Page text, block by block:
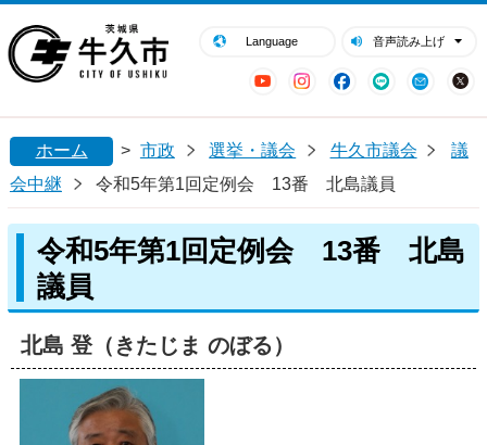
Language 音声読み上げ
YouTubeInstagram
Facebook
LINE Mail
閉じる
ホーム > 市政 選挙・議会 牛久市議会
議
会中継
令和5年第1回定例会 13番 北島議員
令和5年第1回定例会 13番 北島
議員
北島 登（きたじま のぼる）